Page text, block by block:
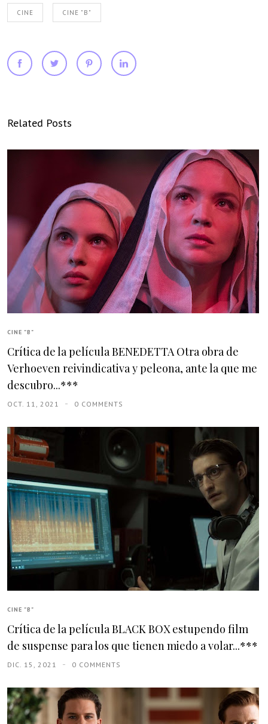
CINE CINE "B"
Related Posts
CINE "B"
Crítica de la película BENEDETTA Otra obra de
Verhoeven reivindicativa y peleona, ante la que me
descubro...***
OCT. 11, 2021 0 COMMENTS
CINE "B"
Crítica de la película BLACK BOX estupendo film
de suspense para los que tienen miedo a volar...***
DIC. 15, 2021 0 COMMENTS